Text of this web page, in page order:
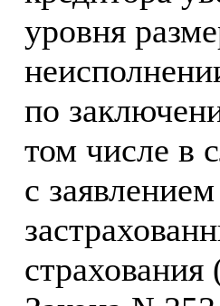
уровня
по
том числе в
с